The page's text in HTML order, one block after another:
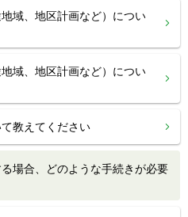
域、地区計画など）につい
域、地区計画など）につい
教えてください
場合、どのような手続きが必要